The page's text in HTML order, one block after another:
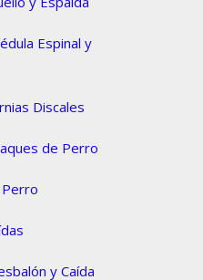
Espinal y
Discales
de Perro
y Caída